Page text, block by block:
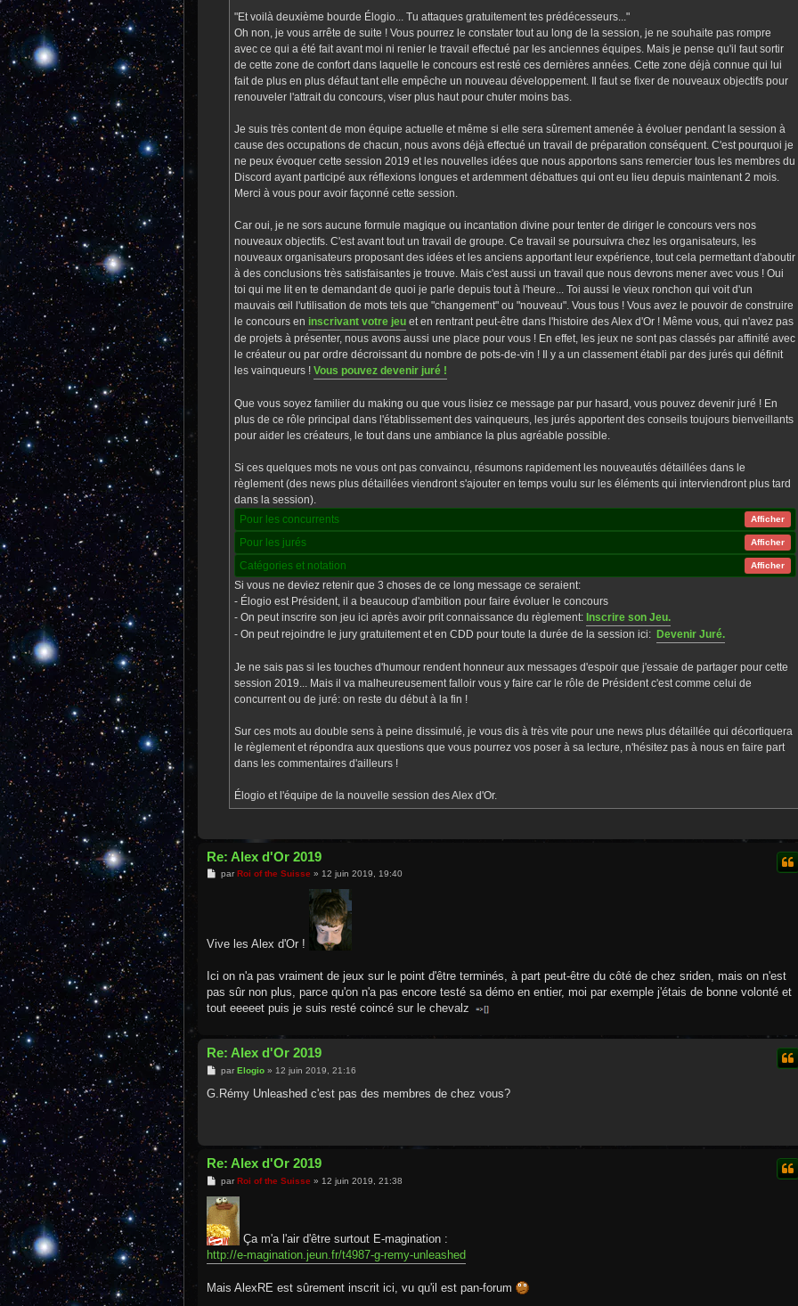
"Et voilà deuxième bourde Élogio... Tu attaques gratuitement tes prédécesseurs..."
Oh non, je vous arrête de suite ! Vous pourrez le constater tout au long de la session, je ne souhaite pas rompre
avec ce qui a été fait avant moi ni renier le travail effectué par les anciennes équipes. Mais je pense qu'il faut sortir
de cette zone de confort dans laquelle le concours est resté ces dernières années. Cette zone déjà connue qui lui
fait de plus en plus défaut tant elle empêche un nouveau développement. Il faut se fixer de nouveaux objectifs pour
renouveler l'attrait du concours, viser plus haut pour chuter moins bas.
Je suis très content de mon équipe actuelle et même si elle sera sûrement amenée à évoluer pendant la session à
cause des occupations de chacun, nous avons déjà effectué un travail de préparation conséquent. C'est pourquoi je
ne peux évoquer cette session 2019 et les nouvelles idées que nous apportons sans remercier tous les membres du
Discord ayant participé aux réflexions longues et ardemment débattues qui ont eu lieu depuis maintenant 2 mois.
Merci à vous pour avoir façonné cette session.
Car oui, je ne sors aucune formule magique ou incantation divine pour tenter de diriger le concours vers nos
nouveaux objectifs. C'est avant tout un travail de groupe. Ce travail se poursuivra chez les organisateurs, les
nouveaux organisateurs proposant des idées et les anciens apportant leur expérience, tout cela permettant d'aboutir
à des conclusions très satisfaisantes je trouve. Mais c'est aussi un travail que nous devrons mener avec vous ! Oui
toi qui me lit en te demandant de quoi je parle depuis tout à l'heure... Toi aussi le vieux ronchon qui voit d'un
mauvais œil l'utilisation de mots tels que "changement" ou "nouveau". Vous tous ! Vous avez le pouvoir de construire
le concours en inscrivant votre jeu et en rentrant peut-être dans l'histoire des Alex d'Or ! Même vous, qui n'avez pas
de projets à présenter, nous avons aussi une place pour vous ! En effet, les jeux ne sont pas classés par affinité avec
le créateur ou par ordre décroissant du nombre de pots-de-vin ! Il y a un classement établi par des jurés qui définit
les vainqueurs ! Vous pouvez devenir juré !
Que vous soyez familier du making ou que vous lisiez ce message par pur hasard, vous pouvez devenir juré ! En
plus de ce rôle principal dans l'établissement des vainqueurs, les jurés apportent des conseils toujours bienveillants
pour aider les créateurs, le tout dans une ambiance la plus agréable possible.
Si ces quelques mots ne vous ont pas convaincu, résumons rapidement les nouveautés détaillées dans le
règlement (des news plus détaillées viendront s'ajouter en temps voulu sur les éléments qui interviendront plus tard
dans la session).
Pour les concurrents
Afficher
Pour les jurés Afficher
Catégories et notation Afficher
Si vous ne deviez retenir que 3 choses de ce long message ce seraient:
- Élogio est Président, il a beaucoup d'ambition pour faire évoluer le concours
- On peut inscrire son jeu ici après avoir prit connaissance du règlement: Inscrire son Jeu.
- On peut rejoindre le jury gratuitement et en CDD pour toute la durée de la session ici: Devenir Juré.
Je ne sais pas si les touches d'humour rendent honneur aux messages d'espoir que j'essaie de partager pour cette
session 2019... Mais il va malheureusement falloir vous y faire car le rôle de Président c'est comme celui de
concurrent ou de juré: on reste du début à la fin !
Sur ces mots au double sens à peine dissimulé, je vous dis à très vite pour une news plus détaillée qui décortiquera
le règlement et répondra aux questions que vous pourrez vos poser à sa lecture, n'hésitez pas à nous en faire part
dans les commentaires d'ailleurs !
Élogio et l'équipe de la nouvelle session des Alex d'Or.
Re: Alex d'Or 2019
Mpar Roi of the Suisse » 12 juin 2019, 19:40
Vive les Alex d'Or !
Ici on n'a pas vraiment de jeux sur le point d'être terminés, à part peut-être du côté de chez sriden, mais on n'est
pas sûr non plus, parce qu'on n'a pas encore testé sa démo en entier, moi par exemple j'étais de bonne volonté et
tout eeeeet puis je suis resté coincé sur le chevalz
Re: Alex d'Or 2019
M
s
par Elogio» 12 juin 2019, 21:16
G.Rémy Unleashed c'est pas des membres de chez vous?
Re: Alex d'Or 2019
M
s
s
a
g
e
par Roi of the Suisse » 12 juin 2019, 21:38
Ça m'a l'air d'être surtout E-magination :
http://e-magination.jeun.fr/t4987-g-remy-unleashed
Mais AlexRE est sûrement inscrit ici, vu qu'il est pan-forum